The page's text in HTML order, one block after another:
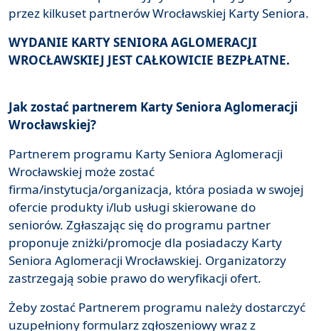
przez kilkuset partnerów Wrocławskiej Karty Seniora.
WYDANIE KARTY SENIORA AGLOMERACJI
WROCŁAWSKIEJ JEST CAŁKOWICIE BEZPŁATNE.
Jak zostać partnerem Karty Seniora Aglomeracji
Wrocławskiej?
Partnerem programu Karty Seniora Aglomeracji
Wrocławskiej może zostać
firma/instytucja/organizacja, która posiada w swojej
ofercie produkty i/lub usługi skierowane do
seniorów. Zgłaszając się do programu partner
proponuje zniżki/promocje dla posiadaczy Karty
Seniora Aglomeracji Wrocławskiej. Organizatorzy
zastrzegają sobie prawo do weryfikacji ofert.
Żeby zostać Partnerem programu należy dostarczyć
uzupełniony formularz zgłoszeniowy wraz z